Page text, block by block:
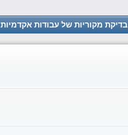
בדיקת מקוריות של עבודות אקדמיות